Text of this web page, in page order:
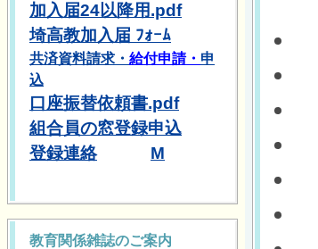
加入届24以降用.pdf
埼高教加入届 ﾌｫｰﾑ
共済資料請求・ 給付申請・ 申
込
口座振替依頼書.pdf
組合員の窓登録申込
登録連絡
M
教育関係雑誌のご案内